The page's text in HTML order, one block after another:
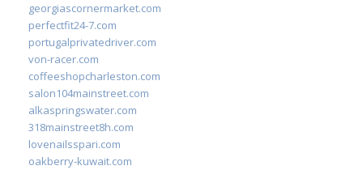
georgiascornermarket.com
perfectfit24-7.com
portugalprivatedriver.com
von-racer.com
coffeeshopcharleston.com
salon104mainstreet.com
alkaspringswater.com
318mainstreet8h.com
lovenailsspari.com
oakberry-kuwait.com